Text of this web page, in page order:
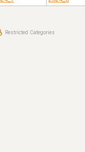
Restricted Categories